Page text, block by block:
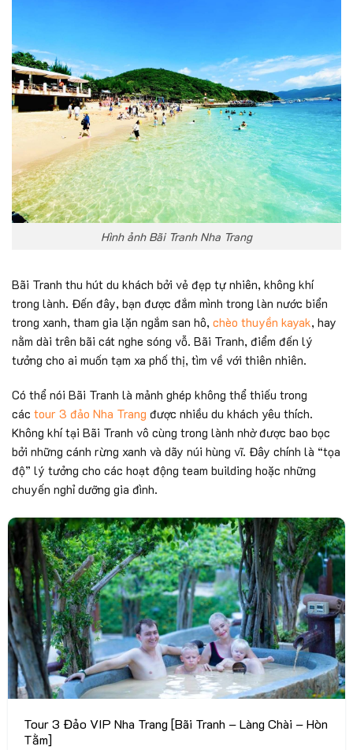
Hình ảnh Bãi Tranh Nha Trang
Bãi Tranh thu hút du khách bởi vẻ đẹp tự nhiên, không khí
trong lành. Đến đây, bạn được đắm mình trong làn nước biển
trong xanh, tham gia lặn ngắm san hô, chèo thuyền kayak, hay
nằm dài trên bãi cát nghe sóng vỗ. Bãi Tranh, điểm đến lý
tưởng cho ai muốn tạm xa phố thị, tìm về với thiên nhiên.
Có thể nói Bãi Tranh là mảnh ghép không thể thiếu trong
các tour 3 đảo Nha Trang được nhiều du khách yêu thích.
Không khí tại Bãi Tranh vô cùng trong lành nhờ được bao bọc
bởi những cánh rừng xanh và dãy núi hùng vĩ. Đây chính là “tọa
độ” lý tưởng cho các hoạt động team building hoặc những
chuyến nghỉ dưỡng gia đình.
Tour 3 Đảo VIP Nha Trang [Bãi Tranh – Làng Chài – Hòn
Tằm]